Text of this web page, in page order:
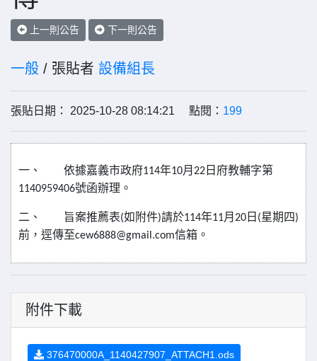
上一則公告 下一則公告
一般 / 張貼者 設備組長
張貼日期： 2025-10-28 08:14:21 點閱： 199
一、 依據嘉義市政府114年10月 22 日府教輔字第
1140959406號函辦理。
二、 旨案推薦表(如附件)請於114年11月 20 日 (星期四)
前，逕傳至cew6888@gmail.com信箱。
附件下載
376470000A_1140427907_ATTACH1.ods